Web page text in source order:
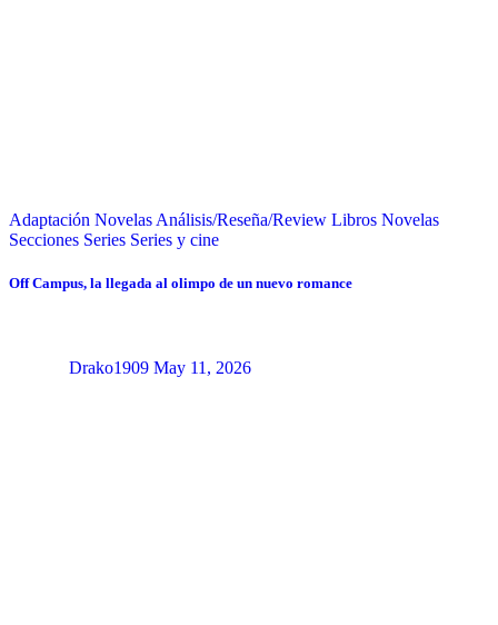
Adaptación Novelas Análisis/Reseña/Review Libros Novelas
Secciones Series Series y cine
Off Campus, la llegada al olimpo de un nuevo romance
Drako1909 May 11, 2026